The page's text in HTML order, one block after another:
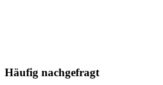
Häufig nachgefragt